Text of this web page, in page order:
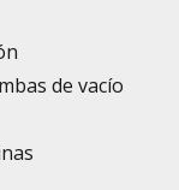
de vacío